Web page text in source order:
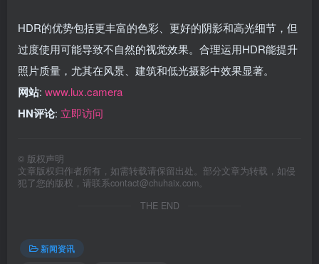
HDR的优势包括更丰富的色彩、更好的阴影和高光细节，但
过度使用可能导致不自然的视觉效果。合理运用HDR能提升
照片质量，尤其在风景、建筑和低光摄影中效果显著。
网站: www.lux.camera
HN评论: 立即访问
© 版权声明
文章版权归作者所有，如需转载请保留出处。部分文章为转载，如侵
犯了您的版权，请联系contact@chuhaix.com。
THE END
新闻资讯